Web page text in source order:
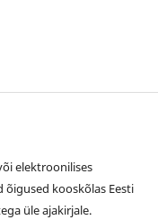
elektroonilises
õigused kooskõlas Eesti
üle ajakirjale.